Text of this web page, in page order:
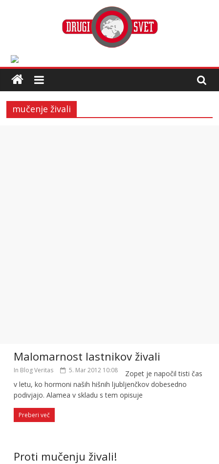
mučenje živali
Malomarnost lastnikov živali
In Blog Veritas 5. Mar 2012 10:08
Zopet je napočil tisti čas
v letu, ko hormoni naših hišnih ljubljenčkov dobesedno
podivjajo. Alamea v skladu s tem opisuje
Preberi več
Proti mučenju živali!